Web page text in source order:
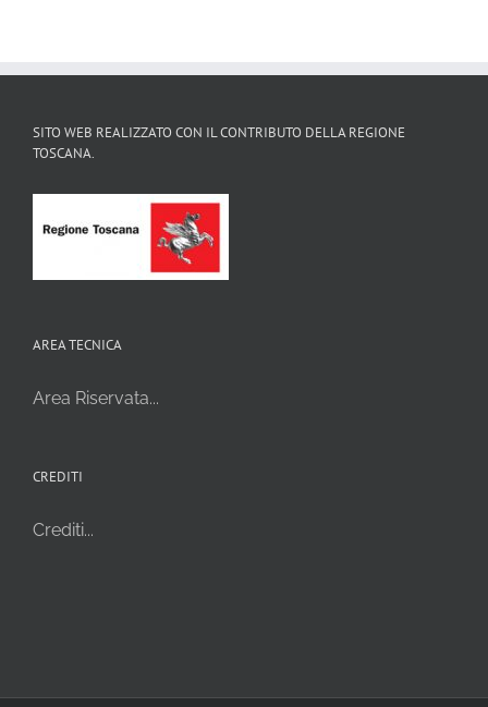
SITO WEB REALIZZATO CON IL CONTRIBUTO DELLA REGIONE
TOSCANA.
AREA TECNICA
Area Riservata...
CREDITI
Crediti...